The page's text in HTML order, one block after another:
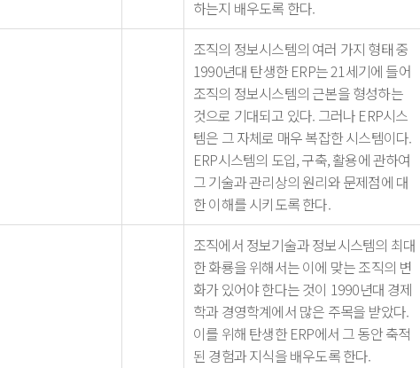
하는지 배우도록 한다.
조직의 정보시스템의 여러 가지 형태 중
1990년대 탄생한 ERP는 21세기에 들어
조직의 정보시스템의 근본을 형성하는
것으로 기대되고 있다. 그러나 ERP시스
템은 그 자체로 매우 복잡한 시스템이다.
ERP시스템의 도입, 구축, 활용에 관하여
그 기술과 관리상의 원리와 문제점에 대
한 이해를 시키도록 한다.
조직에서 정보기술과 정보시스템의 최대
한 화룡을 위해서는 이에 맞는 조직의 변
화가 있어야 한다는 것이 1990년대 경제
학과 경영학계에서 많은 주목을 받았다.
이를 위해 탄생한 ERP에서 그 동안 축적
된 경험과 지식을 배우도록 한다.